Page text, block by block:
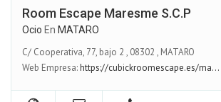
Room Escape Maresme S.C.P
Ocio En MATARO
C/ Cooperativa, 77, bajo 2 , 08302 , MATARO
Web Empresa:https://cubickroomescape.es/ma...